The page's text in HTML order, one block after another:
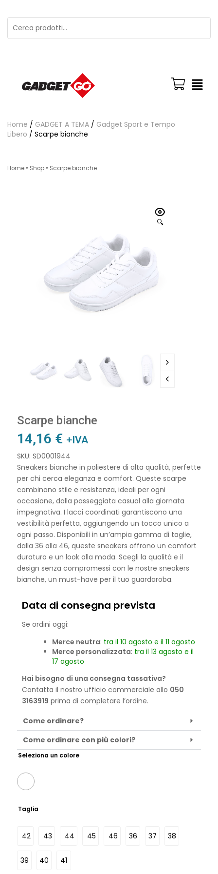
Home / GADGET A TEMA / Gadget Sport e Tempo
Libero / Scarpe bianche
Home » Shop » Scarpe bianche
🔍
Scarpe bianche
14,16 € +IVA
SKU: SD0001944
Sneakers bianche in poliestere di alta qualità, perfette
per chi cerca eleganza e comfort. Queste scarpe
combinano stile e resistenza, ideali per ogni
occasione, dalla passeggiata casual alla giornata
impegnativa. I lacci coordinati garantiscono una
vestibilità perfetta, aggiungendo un tocco unico a
ogni passo. Disponibili in un’ampia gamma di taglie,
dalla 36 alla 46, queste sneakers offrono un comfort
duraturo e un look alla moda. Scegli la qualità e il
design senza compromessi con le nostre sneakers
bianche, un must-have per il tuo guardaroba.
Data di consegna prevista
Se ordini oggi:
Merce neutra: tra il 10 agosto e il 11 agosto
Merce personalizzata: tra il 13 agosto e il
17 agosto
Hai bisogno di una consegna tassativa?
Contatta il nostro ufficio commerciale allo 050
3163919 prima di completare l’ordine.
Come ordinare?
Come ordinare con più colori?
Seleziona un colore
Taglia
42 43 44 45 46 36 37 38
39 40 41